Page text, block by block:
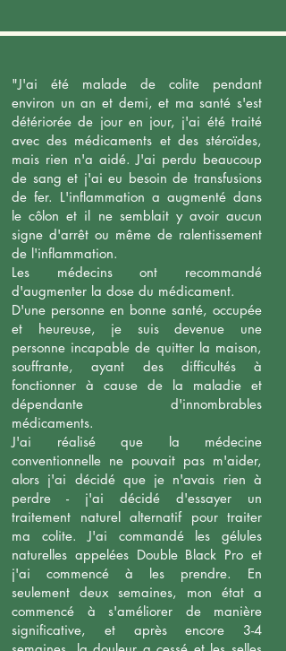
"J'ai été malade de colite pendant
environ un an et demi, et ma santé s'est
détériorée de jour en jour, j'ai été traité
avec des médicaments et des stéroïdes,
mais rien n'a aidé. J'ai perdu beaucoup
de sang et j'ai eu besoin de transfusions
de fer. L'inflammation a augmenté dans
le côlon et il ne semblait y avoir aucun
signe d'arrêt ou même de ralentissement
de l'inflammation.
Les médecins ont recommandé
d'augmenter la dose du médicament.
D'une personne en bonne santé, occupée
et heureuse, je suis devenue une
personne incapable de quitter la maison,
souffrante, ayant des difficultés à
fonctionner à cause de la maladie et
dépendante d'innombrables
médicaments.
J'ai réalisé que la médecine
conventionnelle ne pouvait pas m'aider,
alors j'ai décidé que je n'avais rien à
perdre - j'ai décidé d'essayer un
traitement naturel alternatif pour traiter
ma colite. J'ai commandé les gélules
naturelles appelées Double Black Pro et
j'ai commencé à les prendre. En
seulement deux semaines, mon état a
commencé à s'améliorer de manière
significative, et après encore 3-4